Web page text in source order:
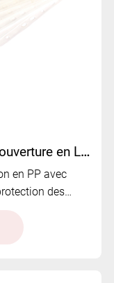
Protecteur de feuille PP avec ouverture en L | MFO-005L
en PP avec
des